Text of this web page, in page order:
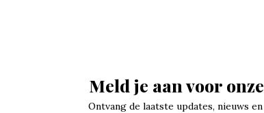
Meld je aan voor
Ontvang de laatste updates, nieuws